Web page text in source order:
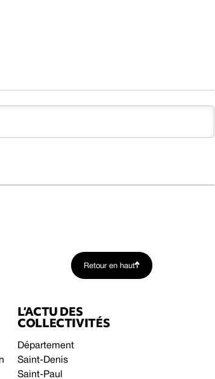
Retour en haut
L’ACTU DES
COLLECTIVITÉS
Département
Saint-Denis
Saint-Paul